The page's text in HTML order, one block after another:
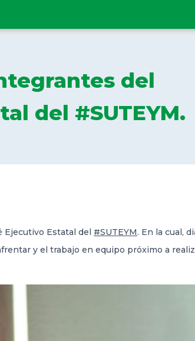
del
del #SUTEYM.
Ejecutivo Estatal del #SUTEYM. En la cual,
y el trabajo en equipo próximo a